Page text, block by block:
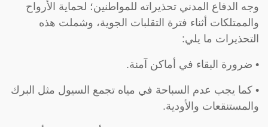
وجه الدفاع المدني تحذيراته للمواطنين؛ لحماية الأرواح
والممتلكات أثناء فترة التقلبات الجوية، وشملت هذه
التحذيرات ما يلي:
• ضرورة البقاء في أماكن آمنة.
• كما يجب عدم السباحة في مياه تجمع السيول مثل البرك
والمستنقعات والأودية.